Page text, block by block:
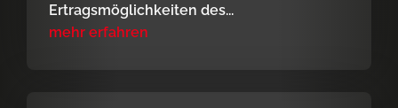
Ertragsmöglichkeiten des...
mehr erfahren